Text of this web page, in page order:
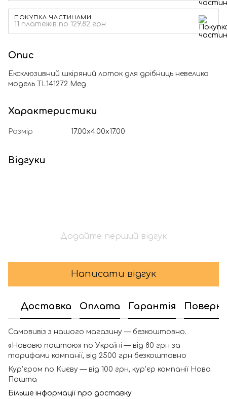
ПОКУПКА ЧАСТИНАМИ
11 платежів по 129.82 грн
Опис
Ексклюзивний шкіряний лоток для дрібниць невелика
модель TL141272 Мед
Характеристики
Розмір 17.00x4.00x17.00
Відгуки
Додайте перший відгук
Написати відгук
Доставка Оплата Гарантія
Самовивіз з нашого магазину — безкоштовно.
«Нововю поштою» по Україні — від 80 грн за
тарифами компанії, від 2500 грн безкоштовно
Кур'єром по Києву — від 100 грн, кур'єр компанії Нова
Пошта
Більше інформації про доставку